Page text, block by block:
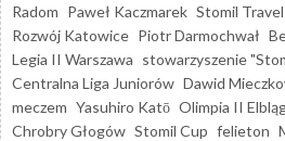
Radom Paweł Kaczmarek Stomil Travel
Rozwój Katowice Piotr Darmochwał
Legia II Warszawa stowarzyszenie
Centralna Liga Juniorów Dawid
meczem Yasuhiro Katō Olimpia II
Chrobry Głogów Stomil Cup felieton